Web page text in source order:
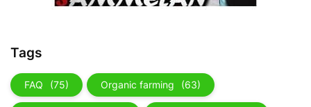
Tags
FAQ (75) Organic farming (63)